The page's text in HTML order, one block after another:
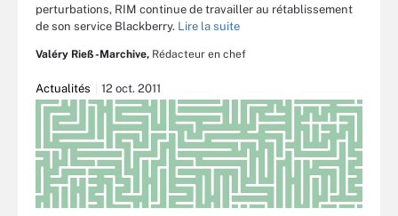
perturbations, RIM continue de travailler au rétablissement
de son service Blackberry. Lire la suite
Valéry Rieß-Marchive, Rédacteur en chef
Actualités 12 oct. 2011